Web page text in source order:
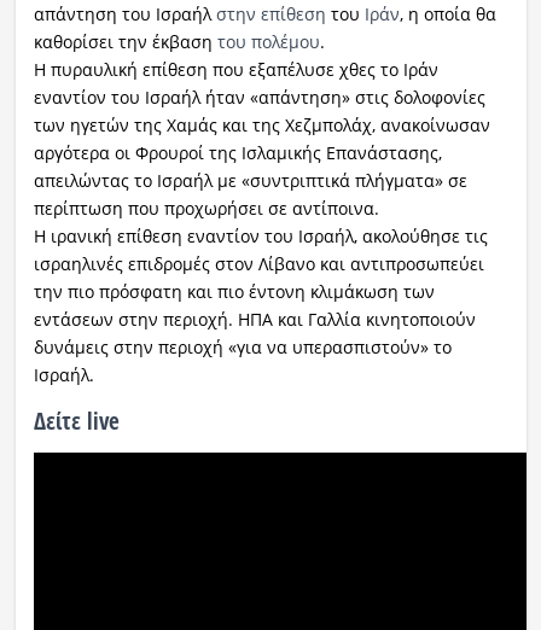
απάντηση του Ισραήλστην επίθεση του Ιράν, η οποία θα
καθορίσει την έκβαση του πολέμου.
Η πυραυλική επίθεση που εξαπέλυσε χθες το Ιράν
εναντίον του Ισραήλ ήταν «απάντηση» στις δολοφονίες
των ηγετών της Χαμάς και της Χεζμπολάχ, ανακοίνωσαν
αργότερα οι Φρουροί της Ισλαμικής Επανάστασης,
απειλώντας το Ισραήλ με «συντριπτικά πλήγματα» σε
περίπτωση που προχωρήσει σε αντίποινα.
Η ιρανική επίθεση εναντίον του Ισραήλ, ακολούθησε τις
ισραηλινές επιδρομές στον Λίβανο και αντιπροσωπεύει
την πιο πρόσφατη και πιο έντονη κλιμάκωση των
εντάσεων στην περιοχή. ΗΠΑ και Γαλλία κινητοποιούν
δυνάμεις στην περιοχή «για να υπερασπιστούν» το
Ισραήλ.
Δείτε live